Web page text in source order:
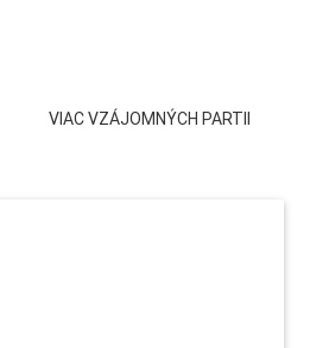
VIAC VZÁJOMNÝCH PARTII